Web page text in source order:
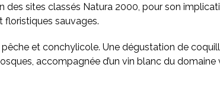
des sites classés Natura 2000, pour son
floristiques sauvages.
et conchylicole. Une dégustation de
accompagnée d’un vin blanc du domaine